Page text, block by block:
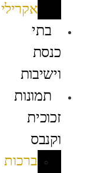
אקרילי
בתי
כנסת
וישיבות
תמונות
זכוכית
וקנבס
ברכות